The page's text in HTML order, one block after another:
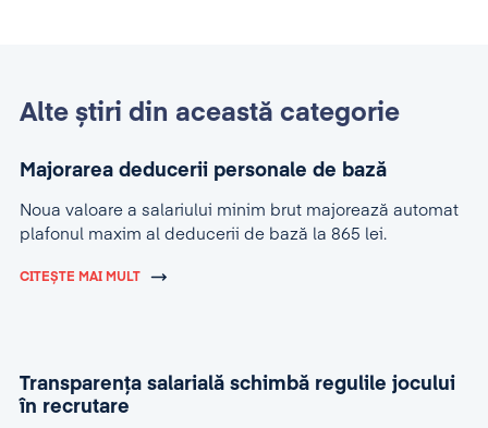
Alte știri din această categorie
Majorarea deducerii personale de bază
Noua valoare a salariului minim brut majorează automat
plafonul maxim al deducerii de bază la 865 lei.
CITEȘTE MAI MULT
Transparența salarială schimbă regulile jocului
în recrutare